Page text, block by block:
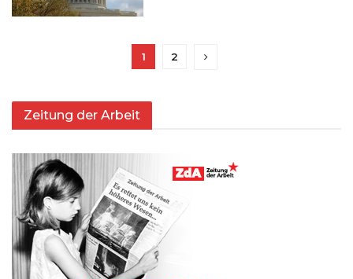
1 2
Zeitung der Arbeit